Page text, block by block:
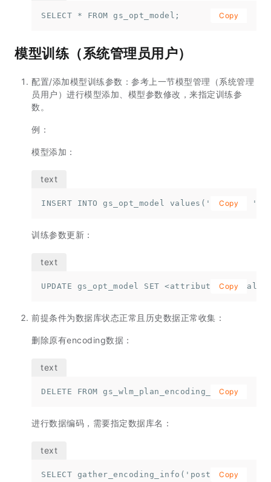
SELECT * FROM gs_opt_model; Copy
模型训练（系统管理员用户）
配置/添加模型训练参数：参考上一节模型管理（系统管理
员用户）进行模型添加、模型参数修改，来指定训练参
数。
例：
模型添加：
INSERT INTO gs_opt_model Copy
训练参数更新：
UPDATE gs_opt_model SET <attribute> =Copy
前提条件为数据库状态正常且历史数据正常收集：
删除原有encoding数据：
DELETE FROM gs_wlm_plan_encoding_table;
Copy
进行数据编码，需要指定数据库名：
SELECT gather_encoding_info('postgres');
Copy